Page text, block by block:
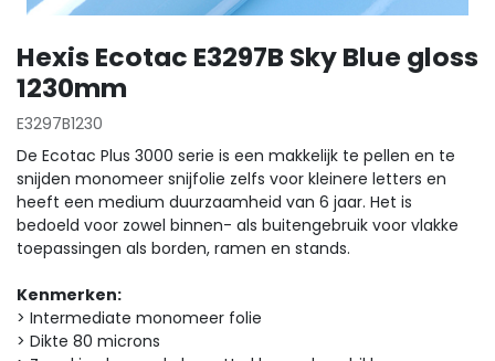
Hexis Ecotac E3297B Sky Blue gloss
1230mm
E3297B1230
De Ecotac Plus 3000 serie is een makkelijk te pellen en te
snijden monomeer snijfolie zelfs voor kleinere letters en
heeft een medium duurzaamheid van 6 jaar. Het is
bedoeld voor zowel binnen- als buitengebruik voor vlakke
toepassingen als borden, ramen en stands.
Kenmerken:
> Intermediate monomeer folie
> Dikte 80 microns